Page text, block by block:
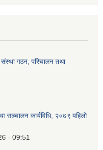
गठन, परिचालन तथा
सञ्चालन कार्यविधि, २०७९ पहिलो
- 09:51